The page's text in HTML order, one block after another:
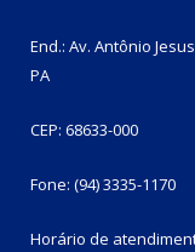
End.: Av. Antônio
PA
CEP: 68633-000
Fone: (94) 3335-1170
Horário de